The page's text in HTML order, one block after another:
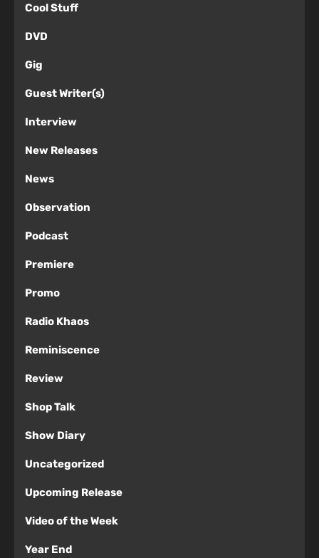
Cool Stuff
DVD
Gig
Guest Writer(s)
Interview
New Releases
News
Observation
Podcast
Premiere
Promo
Radio Khaos
Reminiscence
Review
Shop Talk
Show Diary
Uncategorized
Upcoming Release
Video of the Week
Year End